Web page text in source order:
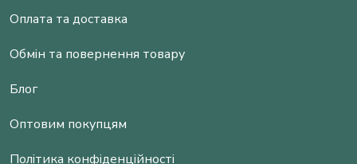
Оплата та доставка
Обмін та повернення товару
Блог
Оптовим покупцям
Політика конфіденційності